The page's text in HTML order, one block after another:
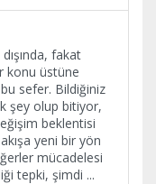
fakat
konu üstüne
sefer. Bildiğiniz
şey olup bitiyor,
beklentisi
yeni bir yön
mücadelesi
tepki, şimdi ...